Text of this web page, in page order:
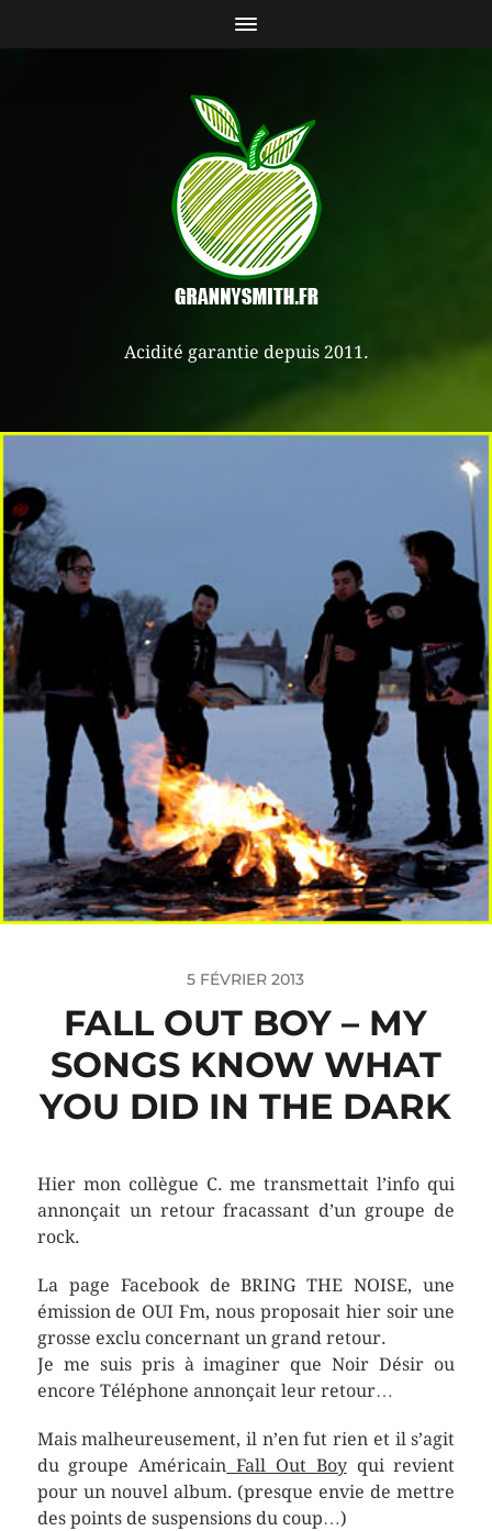
Acidité garantie depuis 2011.
5 FÉVRIER 2013
FALL OUT BOY – MY
SONGS KNOW WHAT
YOU DID IN THE DARK
Hier mon collègue C. me transmettait l’info qui
annonçait un retour fracassant d’un groupe de
rock.
La page Facebook de BRING THE NOISE, une
émission de OUI Fm, nous proposait hier soir une
grosse exclu concernant un grand retour.
Je me suis pris à imaginer que Noir Désir ou
encore Téléphone annonçait leur retour…
Mais malheureusement, il n’en fut rien et il s’agit
du groupe Américain Fall Out Boyqui revient
pour un nouvel album. (presque envie de mettre
des points de suspensions du coup…)